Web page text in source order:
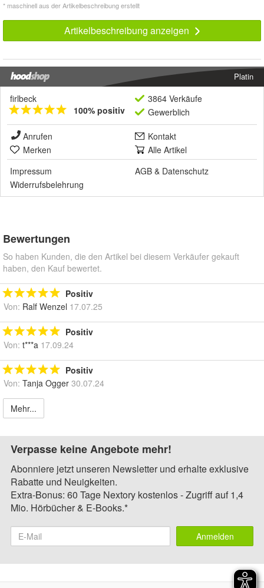
* maschinell aus der Artikelbeschreibung erstellt
Artikelbeschreibung anzeigen
Platin
firlbeck
100% positiv
3864 Verkäufe
Gewerblich
Anrufen
Kontakt
Merken
Alle Artikel
Impressum
AGB & Datenschutz
Widerrufsbelehrung
Bewertungen
So haben Kunden, die den Artikel bei diesem Verkäufer gekauft
haben, den Kauf bewertet.
Positiv
Von: Ralf Wenzel 17.07.25
Positiv
Von: t***a 17.09.24
Positiv
Von: Tanja Ogger 30.07.24
Mehr...
Verpasse keine Angebote mehr!
Abonniere jetzt unseren Newsletter und erhalte exklusive
Rabatte und Neuigkeiten.
Extra-Bonus: 60 Tage Nextory kostenlos - Zugriff auf 1,4
Mio. Hörbücher & E-Books.*
Anmelden